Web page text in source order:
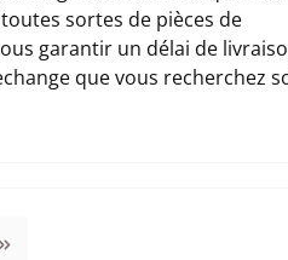
sortes de pièces de
garantir un délai de
que vous recherchez